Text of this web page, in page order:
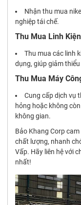
Nhận thu mua
nghiệp tái chế.
Thu Mua Linh
Thu mua các linh
dụng, giúp giảm
Thu Mua Máy
Cung cấp dịch vụ
hỏng hoặc không
không gian.
Bảo Khang Corp
chất lượng, nhanh
Vấp. Hãy liên hệ với
nhất!